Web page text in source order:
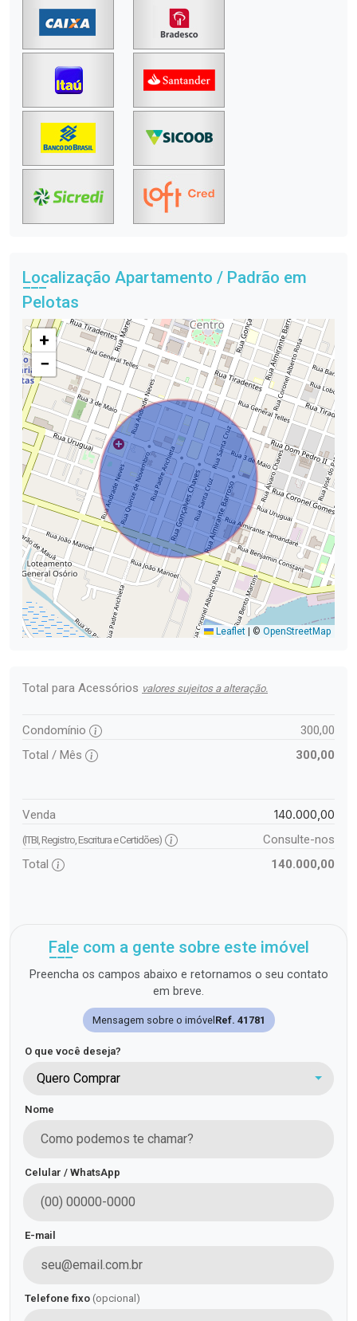
Localização Apartamento / Padrão em
Pelotas
+
−
Leaflet © OpenStreetMap
Total para Acessórios valores sujeitos a alteração.
Condomínio
300,00
Total / Mês
300,00
Venda 140.000,00
(ITBI, Registro, Escritura e Certidões)
Consulte-nos
Total
140.000,00
Fale com a gente sobre este imóvel
Preencha os campos abaixo e retornamos o seu contato
em breve.
Mensagem sobre o imóvel Ref. 41781
O que você deseja?
Quero Comprar
Nome
Celular / WhatsApp
E-mail
Telefone fixo (opcional)